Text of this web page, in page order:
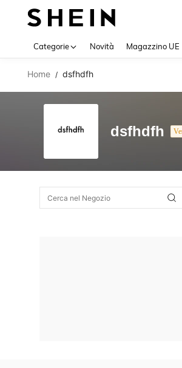
Categorie Novità Magazzino UE
Home / dsfhdfh
dsfhdfh